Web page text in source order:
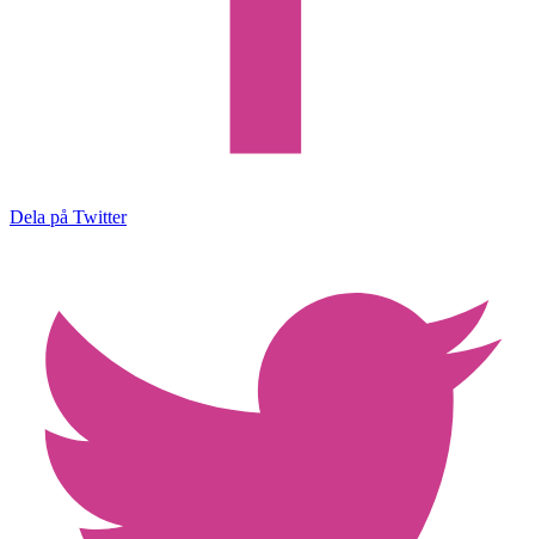
Dela på Twitter